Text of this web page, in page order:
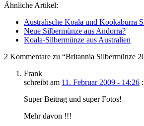
Ähnliche Artikel:
Australische Koala und Kookaburra
Neue Silbermünze aus Andorra?
Koala-Silbermünze aus Australien
2 Kommentare zu “Britannia Silbermünze
Frank
schreibt am 11. Februar 2009 - 14:26 :
Super Beitrag und super Fotos!
Mehr davon !!!